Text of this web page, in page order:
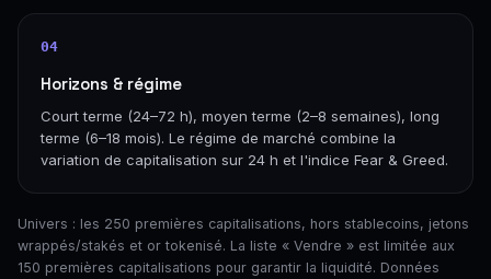
04
Horizons & régime
Court terme (24–72 h), moyen terme (2–8 semaines), long
terme (6–18 mois). Le régime de marché combine la
variation de capitalisation sur 24 h et l'indice Fear & Greed.
Univers : les 250 premières capitalisations, hors stablecoins, jetons
wrappés/stakés et or tokenisé. La liste « Vendre » est limitée aux
150 premières capitalisations pour garantir la liquidité. Données